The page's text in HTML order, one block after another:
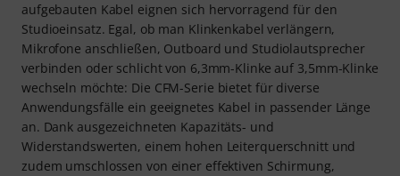
aufgebauten Kabel eignen sich hervorragend für den
Studioeinsatz. Egal, ob man Klinkenkabel verlängern,
Mikrofone anschließen, Outboard und Studiolautsprecher
verbinden oder schlicht von 6,3mm-Klinke auf 3,5mm-Klinke
wechseln möchte: Die CFM-Serie bietet für diverse
Anwendungsfälle ein geeignetes Kabel in passender Länge
an. Dank ausgezeichneten Kapazitäts- und
Widerstandswerten, einem hohen Leiterquerschnitt und
zudem umschlossen von einer effektiven Schirmung,